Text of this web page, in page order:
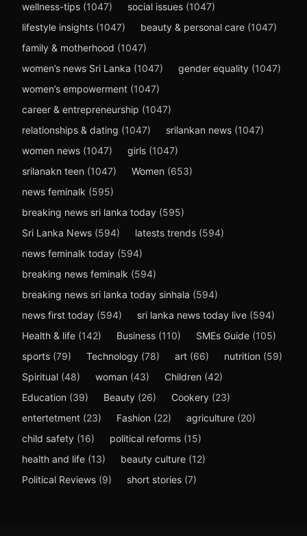
wellness-tips (1047) social issues (1047)
lifestyle insights (1047) beauty & personal care (1047)
family & motherhood (1047)
women’s news Sri Lanka (1047) gender equality (1047)
women’s empowerment (1047)
career & entrepreneurship (1047)
relationships & dating (1047) srilankan news (1047)
women news (1047) girls (1047)
srilanakn teen (1047) Women (653)
news feminalk (595)
breaking news sri lanka today (595)
Sri Lanka News (594) latests trends (594)
news feminalk today (594)
breaking news feminalk (594)
breaking news sri lanka today sinhala (594)
news first today (594) sri lanka news today live (594)
Health & life (142) Business (110) SMEs Guide (105)
sports (79) Technology (78) art (66) nutrition (59)
Spiritual (48) woman (43) Children (42)
Education (39) Beauty (26) Cookery (23)
entertetment (23) Fashion (22) agriculture (20)
child safety (16) political reforms (15)
health and life (13) beauty culture (12)
Political Reviews (9) short stories (7)